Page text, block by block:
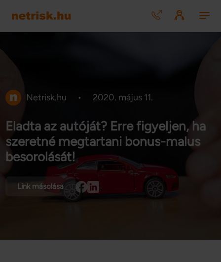
Netrisk.hu • 2020. május 11.
Eladta az autóját? Erre figyeljen, ha
szeretné megtartani bonus-malus
besorolását!
Link másolása